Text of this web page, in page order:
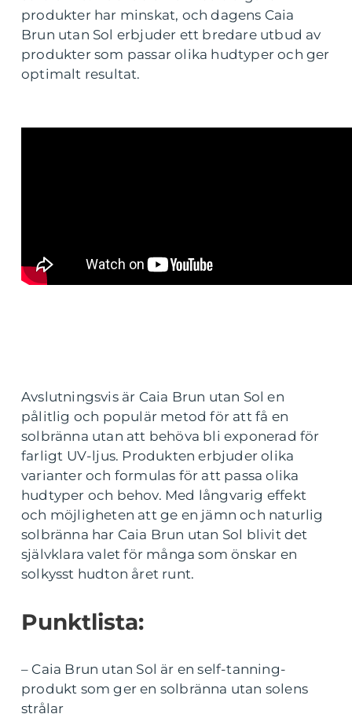
produkter har minskat, och dagens Caia
Brun utan Sol erbjuder ett bredare utbud av
produkter som passar olika hudtyper och ger
optimalt resultat.
Avslutningsvis är Caia Brun utan Sol en
pålitlig och populär metod för att få en
solbränna utan att behöva bli exponerad för
farligt UV-ljus. Produkten erbjuder olika
varianter och formulas för att passa olika
hudtyper och behov. Med långvarig effekt
och möjligheten att ge en jämn och naturlig
solbränna har Caia Brun utan Sol blivit det
självklara valet för många som önskar en
solkysst hudton året runt.
Punktlista:
– Caia Brun utan Sol är en self-tanning-
produkt som ger en solbränna utan solens
strålar